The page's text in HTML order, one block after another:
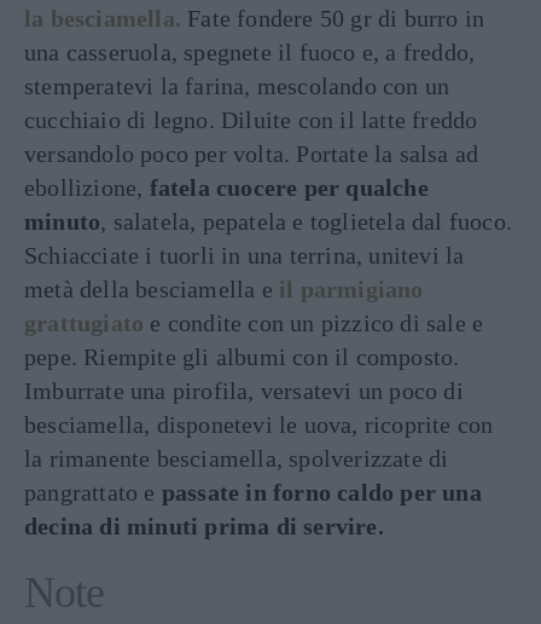
la besciamella. Fate fondere 50 gr di burro in
una casseruola, spegnete il fuoco e, a freddo,
stemperatevi la farina, mescolando con un
cucchiaio di legno. Diluite con il latte freddo
versandolo poco per volta. Portate la salsa ad
ebollizione, fatela cuocere per qualche
minuto, salatela, pepatela e toglietela dal fuoco.
Schiacciate i tuorli in una terrina, unitevi la
metà della besciamella e il parmigiano
grattugiato e condite con un pizzico di sale e
pepe. Riempite gli albumi con il composto.
Imburrate una pirofila, versatevi un poco di
besciamella, disponetevi le uova, ricoprite con
la rimanente besciamella, spolverizzate di
pangrattato e passate in forno caldo per una
decina di minuti prima di servire.
Note